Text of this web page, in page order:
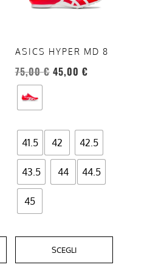
ASICS HYPER MD 8
75,00€ 45,00 €
41.5 42 42.5
43.5 44 44.5
45
SCEGLI
opzioni
essere
scelte
nella
del
prodotto